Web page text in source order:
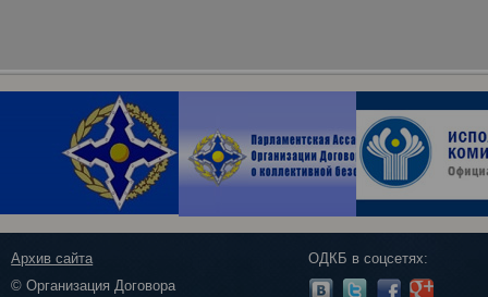
Архив сайта
© Организация Договора
ОДКБ в соцсетях: